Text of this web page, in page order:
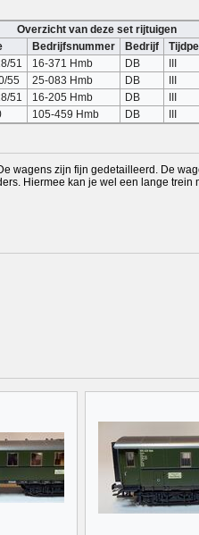
Overzicht van deze set rijtuigen
Bedrijfsnummer Bedrijf
51 16-371 Hmb DB III
55 25-083 Hmb DB III
51 16-205 Hmb DB III
105-459 Hmb DB III
wagens zijn fijn gedetailleerd. De
Hiermee kan je wel een lange